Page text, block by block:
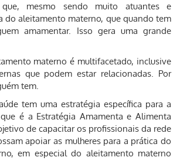
mesmo sendo muito atuantes e
do aleitamento materno, que quando tem
amamentar. Isso gera uma grande
materno é multifacetado, inclusive
que podem estar relacionadas. Por
tem.
tem uma estratégia específica para a
é a Estratégia Amamenta e Alimenta
de capacitar os profissionais da rede
apoiar as mulheres para a prática do
em especial do aleitamento materno